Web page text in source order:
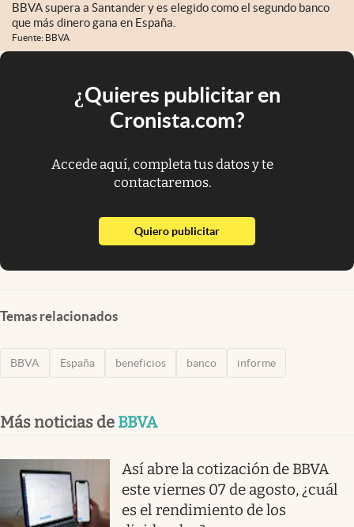
BBVA supera a Santander y es elegido como el segundo banco
que más dinero gana en España.
Fuente: BBVA
¿Quieres publicitar en
Cronista.com?
Accede aquí, completa tus datos y te
contactaremos.
Quiero publicitarabre en nueva pestaña
Temas relacionados
BBVA España beneficios banco informe
Más noticias de BBVA
Así abre la cotización de BBVA
este viernes 07 de agosto, ¿cuál
es el rendimiento de los